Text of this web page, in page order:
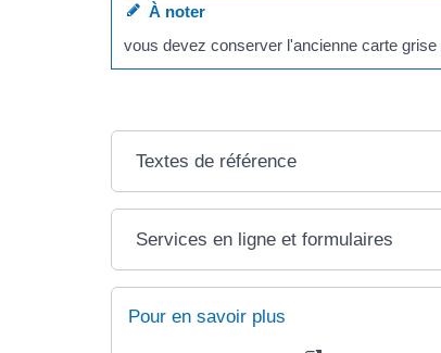
À noter
vous devez conserver l'ancienne carte grise
Textes de référence
Services en ligne et formulaires
Pour en savoir plus